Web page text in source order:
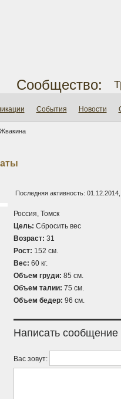
Сообщество:
События Новости
Последняя активность:
Россия, Томск
Цель: Сбросить вес
Возраст: 31
Рост: 152 см.
Вес: 60 кг.
Объем груди: 85 см.
Объем талии: 75 см.
Объем бедер: 96 см.
Написать сообщение
Вас зовут: